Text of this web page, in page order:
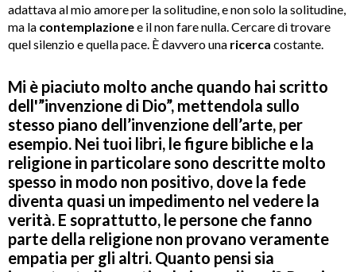
adattava al mio amore per la solitudine, e non solo la solitudine,
ma la contemplazionee il non fare nulla. Cercare di trovare
quel silenzio e quella pace. È davvero una ricerca costante.
Mi è piaciuto molto anche quando hai scritto
dell'”invenzione di Dio”, mettendola sullo
stesso piano dell’invenzione dell’arte, per
esempio. Nei tuoi libri, le figure bibliche e la
religione in particolare sono descritte molto
spesso in modo non positivo, dove la fede
diventa quasi un impedimento nel vedere la
verità. E soprattutto, le persone che fanno
parte della religione non provano veramente
empatia per gli altri. Quanto pensi sia